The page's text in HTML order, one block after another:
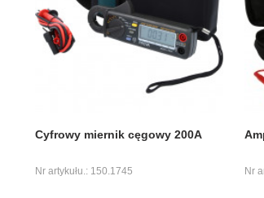
Cyfrowy miernik cęgowy 200A
Nr artykułu.: 150.1745 Nr